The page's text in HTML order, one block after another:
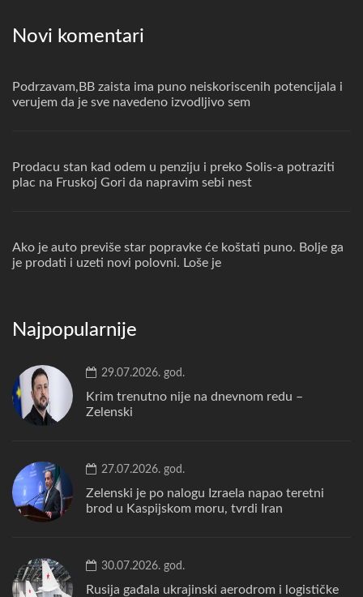
Novi komentari
Podrzavam,BB zaista ima puno neiskoriscenih potencijala i
verujem da je sve navedeno izvodljivo sem
Prodacu stan kad odem u penziju i preko Solis-a potraziti
plac na Fruskoj Gori da napravim sebi nest
Ako je auto previše star popravke će koštati puno. Bolje ga
je prodati i uzeti novi polovni. Loše je
Najpopularnije
29.07.2026. god.
Krim trenutno nije na dnevnom redu –
Zelenski
27.07.2026. god.
Zelenski je po nalogu Izraela napao teretni
brod u Kaspijskom moru, tvrdi Iran
30.07.2026. god.
Rusija gađala ukrajinski aerodrom i logističke